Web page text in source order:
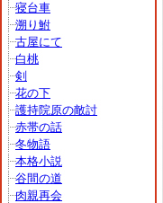
寝台車
溯り鮒
古屋にて
白桃
剣
花の下
護持院原の敵討
赤帯の話
冬物語
本格小説
谷間の道
肉親再会